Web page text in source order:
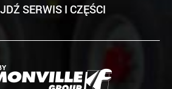
SERWIS I CZĘŚCI